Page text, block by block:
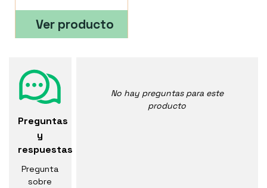
Ver producto
Preguntas
y
respuestas
Pregunta
sobre
No hay preguntas para este
producto